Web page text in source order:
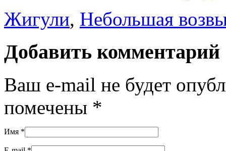
Жигули, Небольшая
Добавить комментарий
Ваш e-mail не будет
помечены *
Имя *